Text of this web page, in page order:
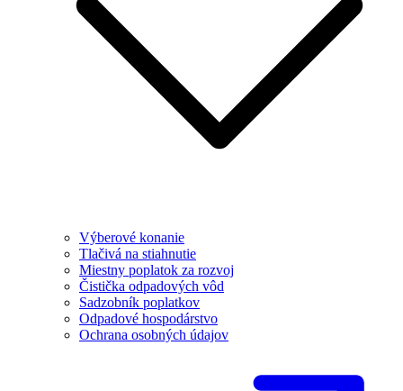
Výberové konanie
Tlačivá na stiahnutie
Miestny poplatok za rozvoj
Čistička odpadových vôd
Sadzobník poplatkov
Odpadové hospodárstvo
Ochrana osobných údajov